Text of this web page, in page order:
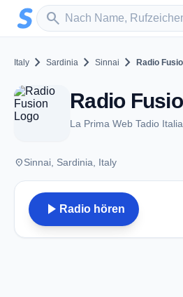
Zum Hauptinhalt springen
search
Sender suchen
Italy chevron_right Sardinia chevron_right Sinnai chevron_right Radio
Radio
La Prima Web Tadio
placeSinnai, Sardinia, Italy
play_arrow Radio hören